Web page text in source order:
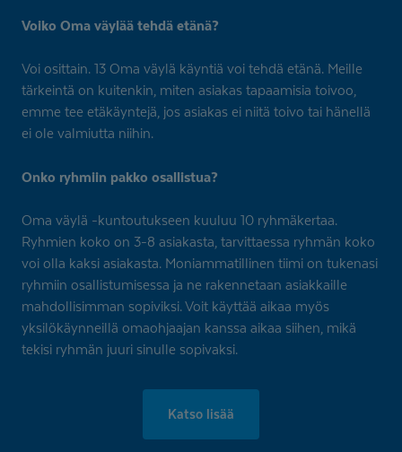
Voiko Oma väylää tehdä etänä?
Voi osittain. 13 Oma väylä käyntiä voi tehdä etänä. Meille
tärkeintä on kuitenkin, miten asiakas tapaamisia toivoo,
emme tee etäkäyntejä, jos asiakas ei niitä toivo tai hänellä
ei ole valmiutta niihin.
Onko ryhmiin pakko osallistua?
Oma väylä -kuntoutukseen kuuluu 10 ryhmäkertaa.
Ryhmien koko on 3-8 asiakasta, tarvittaessa ryhmän koko
voi olla kaksi asiakasta. Moniammatillinen tiimi on tukenasi
ryhmiin osallistumisessa ja ne rakennetaan asiakkaille
mahdollisimman sopiviksi. Voit käyttää aikaa myös
yksilökäynneillä omaohjaajan kanssa aikaa siihen, mikä
tekisi ryhmän juuri sinulle sopivaksi.
Katso lisää